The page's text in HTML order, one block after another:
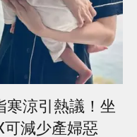
寒涼引熱議！坐
可減少產婦惡